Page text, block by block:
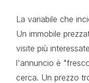
La variabile che
Un immobile
visite più
l'annuncio è
cerca. Un prezzo